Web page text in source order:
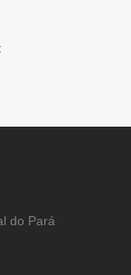
do Pará